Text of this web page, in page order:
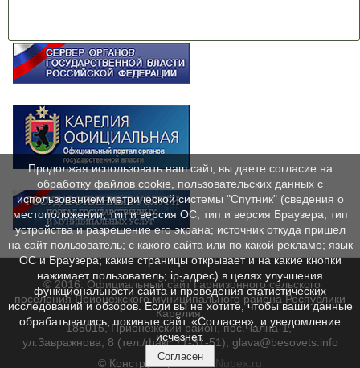
© 2016. Официальный сайт Гарнизонного сельского
поселения Прионежского муниципального района Республики
Карелия.
185015, Прионежский район, пос.Чална-1,
ул.Завражнова, 8 (тел./факс 71-31-51), glava@besovets.info
© Конструктор сайтовNubex.ru
Продолжая использовать наш сайт, вы даете согласие на
обработку файлов cookie, пользовательских данных с
использованием метрической системы "Спутник" (сведения о
местоположении; тип и версия ОС; тип и версия Браузера; тип
устройства и разрешение его экрана; источник откуда пришел
на сайт пользователь; с какого сайта или по какой рекламе; язык
ОС и Браузера; какие страницы открывает и на какие кнопки
нажимает пользователь; ip-адрес) в целях улучшения
функциональности сайта и проведения статистических
исследований и обзоров. Если вы не хотите, чтобы ваши данные
обрабатывались, покиньте сайт. «Согласен», и уведомление
исчезнет.
Согласен